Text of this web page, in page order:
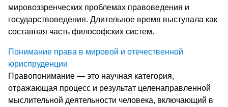
мировоззренческих проблемах правоведения и
государствоведения. Длительное время выступала как
составная часть философских систем.
Понимание права в мировой и отечественной
юриспруденции
Правопонимание — это научная категория,
отражающая процесс и результат целенаправленной
мыслительной деятельности человека, включающий в